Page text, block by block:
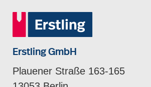
Erstling GmbH
Plauener Straße 163-165